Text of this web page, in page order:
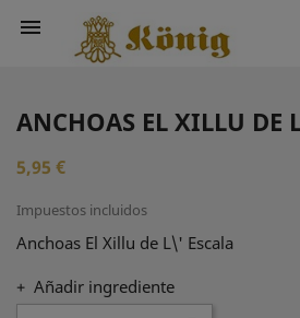

ANCHOAS EL XILLU DE
5,95 €
Impuestos incluidos
Anchoas El Xillu de L\' Escala
+ Añadir ingrediente